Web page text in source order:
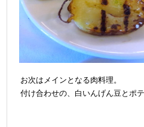
お次はメインとなる肉料理。
付け合わせの、白いんげん豆とポテ